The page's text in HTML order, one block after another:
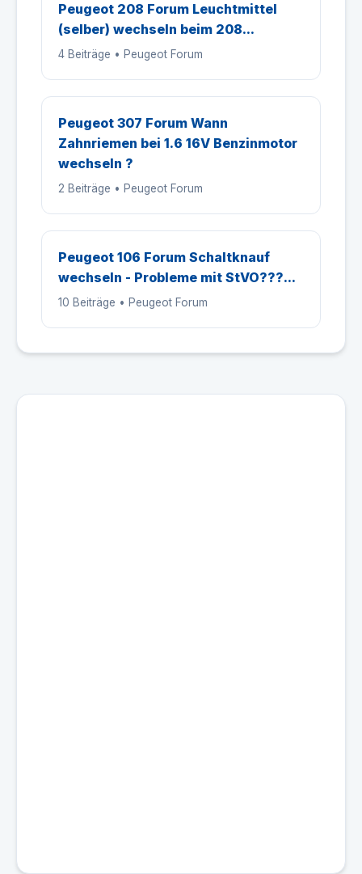
Peugeot 208 Forum Leuchtmittel
(selber) wechseln beim 208...
4 Beiträge • Peugeot Forum
Peugeot 307 Forum Wann
Zahnriemen bei 1.6 16V Benzinmotor
wechseln ?
2 Beiträge • Peugeot Forum
Peugeot 106 Forum Schaltknauf
wechseln - Probleme mit StVO???...
10 Beiträge • Peugeot Forum